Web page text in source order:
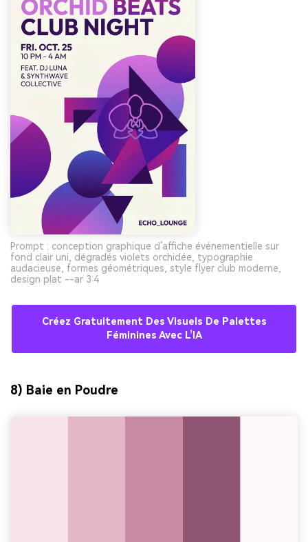
Prompt : conception graphique d’affiche événementielle sur
fond clair uni, dégradés violets orchidée, typographie
audacieuse, formes géométriques, style flyer club moderne,
design plat --ar 3:4
Créez Gratuitement Des Visuels De Palettes
Féminines Avec L’IA
8) Baie en Poudre